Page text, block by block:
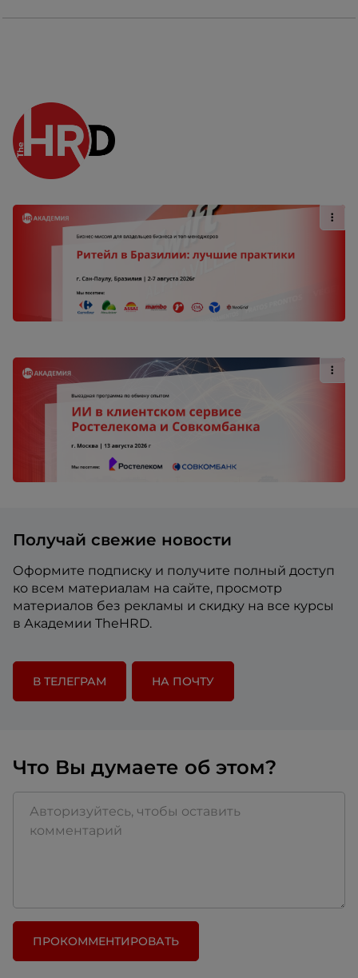
Получай свежие новости
Оформите подписку и получите полный доступ
ко всем материалам на сайте, просмотр
материалов без рекламы и скидку на все курсы
в Академии TheHRD.
В ТЕЛЕГРАМ НА ПОЧТУ
Что Вы думаете об этом?
ПРОКОММЕНТИРОВАТЬ